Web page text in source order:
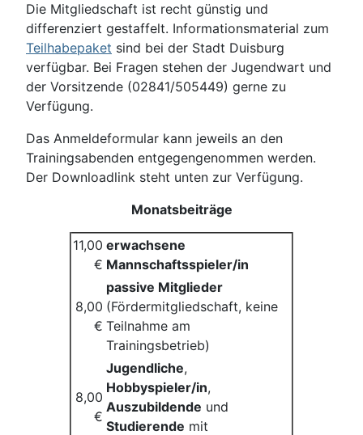
Die Mitgliedschaft ist recht günstig und
differenziert gestaffelt. Informationsmaterial zum
Teilhabepaket sind bei der Stadt Duisburg
verfügbar. Bei Fragen stehen der Jugendwart und
der Vorsitzende (02841/505449) gerne zu
Verfügung.
Das Anmeldeformular kann jeweils an den
Trainingsabenden entgegengenommen werden.
Der Downloadlink steht unten zur Verfügung.
Monatsbeiträge
11,00
€
erwachsene
Mannschaftsspieler/in
8,00
€
passive Mitglieder
(Fördermitgliedschaft, keine
Teilnahme am
Trainingsbetrieb)
8,00
€
Jugendliche,
Hobbyspieler/in,
Auszubildende und
Studierende mit